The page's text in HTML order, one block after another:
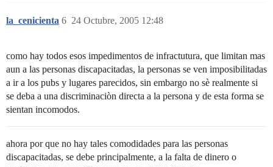
la_cenicienta 24 Octubre, 2005 12:48
6
como hay todos esos impedimentos de infractutura, que limitan mas
aun a las personas discapacitadas, la personas se ven imposibilitadas
a ir a los pubs y lugares parecidos, sin embargo no sè realmente si
se deba a una discriminaciòn directa a la persona y de esta forma se
sientan incomodos.
ahora por que no hay tales comodidades para las personas
discapacitadas, se debe principalmente, a la falta de dinero o